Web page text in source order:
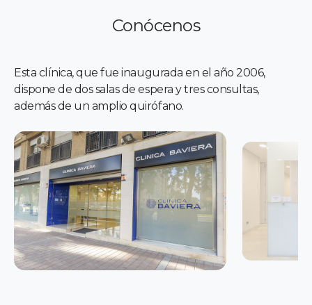
Conócenos
Esta clínica, que fue inaugurada en el año 2006,
dispone de dos salas de espera y tres consultas,
además de un amplio quirófano.